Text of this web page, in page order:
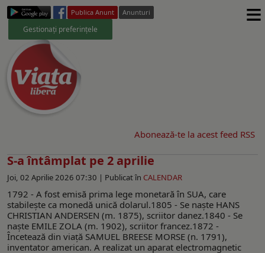
Publica Anunt Anunturi
Gestionați preferințele ≡
Abonează-te la acest feed RSS
S-a întâmplat pe 2 aprilie
Joi, 02 Aprilie 2026 07:30 | Publicat în CALENDAR
1792 - A fost emisă prima lege monetară în SUA, care
stabileşte ca monedă unică dolarul.1805 - Se naşte HANS
CHRISTIAN ANDERSEN (m. 1875), scriitor danez.1840 - Se
naşte EMILE ZOLA (m. 1902), scriitor francez.1872 -
Încetează din viaţă SAMUEL BREESE MORSE (n. 1791),
inventator american. A realizat un aparat electromagnetic